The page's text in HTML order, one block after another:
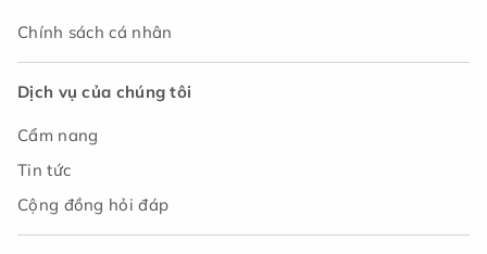
Chính sách cá nhân
Dịch vụ của chúng tôi
Cẩm nang
Tin tức
Cộng đồng hỏi đáp